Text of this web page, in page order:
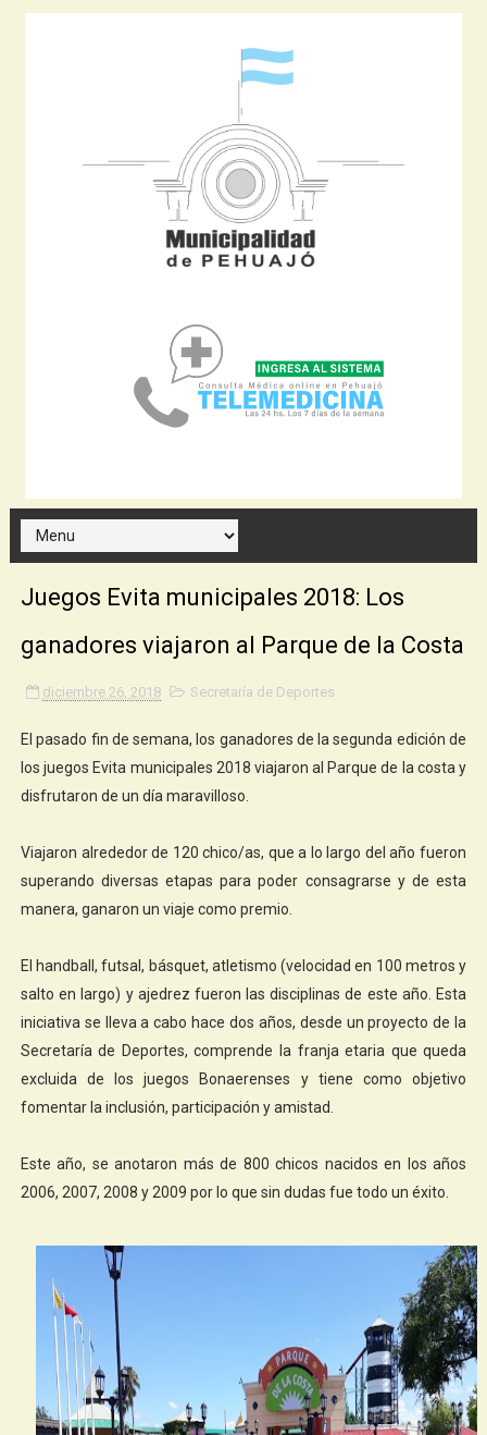
Juegos Evita municipales 2018: Los
ganadores viajaron al Parque de la Costa
diciembre 26, 2018 Secretaría de Deportes
El pasado fin de semana, los ganadores de la segunda edición de
los juegos Evita municipales 2018 viajaron al Parque de la costa y
disfrutaron de un día maravilloso.
Viajaron alrededor de 120 chico/as, que a lo largo del año fueron
superando diversas etapas para poder consagrarse y de esta
manera, ganaron un viaje como premio.
El handball, futsal, básquet, atletismo (velocidad en 100 metros y
salto en largo) y ajedrez fueron las disciplinas de este año. Esta
iniciativa se lleva a cabo hace dos años, desde un proyecto de la
Secretaría de Deportes, comprende la franja etaria que queda
excluida de los juegos Bonaerenses y tiene como objetivo
fomentar la inclusión, participación y amistad.
Este año, se anotaron más de 800 chicos nacidos en los años
2006, 2007, 2008 y 2009 por lo que sin dudas fue todo un éxito.